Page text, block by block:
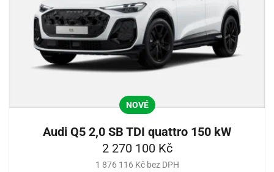
NOVÉ
Audi Q5 2,0 SB TDI quattro 150 kW
2 270 100 Kč
1 876 116 Kč bez DPH